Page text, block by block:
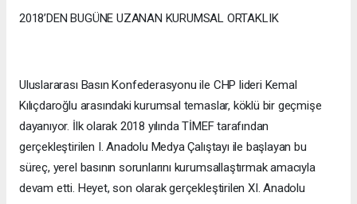
2018’DEN BUGÜNE UZANAN KURUMSAL ORTAKLIK
Uluslararası Basın Konfederasyonu ile CHP lideri Kemal
Kılıçdaroğlu arasındaki kurumsal temaslar, köklü bir geçmişe
dayanıyor. İlk olarak 2018 yılında TİMEF tarafından
gerçekleştirilen I. Anadolu Medya Çalıştayı ile başlayan bu
süreç, yerel basının sorunlarını kurumsallaştırmak amacıyla
devam etti. Heyet, son olarak gerçekleştirilen XI. Anadolu